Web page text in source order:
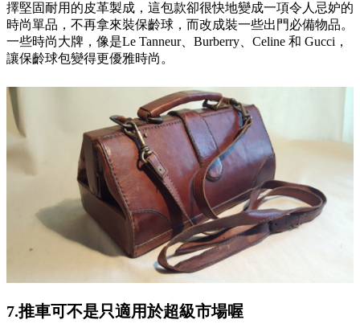
擇堅固耐用的皮革製成，這包款卻很快地變成一項令人忌妒的
時尚單品，不再拿來裝保齡球，而改成裝一些出門必備物品。
一些時尚大牌，像是Le Tanneur、Burberry、Celine 和 Gucci，
讓保齡球包變得更優雅時尚。
7.推車可不是只適用於超級市場喔